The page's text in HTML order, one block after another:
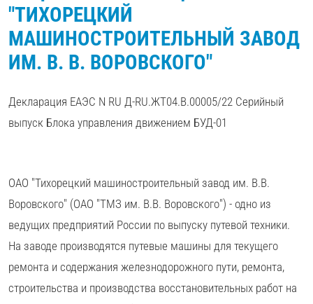
"ТИХОРЕЦКИЙ
МАШИНОСТРОИТЕЛЬНЫЙ ЗАВОД
ИМ. В. В. ВОРОВСКОГО"
Декларация ЕАЭС N RU Д-RU.ЖТ04.В.00005/22 Серийный
выпуск Блока управления движением БУД-01
ОАО "Тихорецкий машиностроительный завод им. В.В.
Воровского" (ОАО "ТМЗ им. В.В. Воровского") - одно из
ведущих предприятий России по выпуску путевой техники.
На заводе производятся путевые машины для текущего
ремонта и содержания железнодорожного пути, ремонта,
строительства и производства восстановительных работ на